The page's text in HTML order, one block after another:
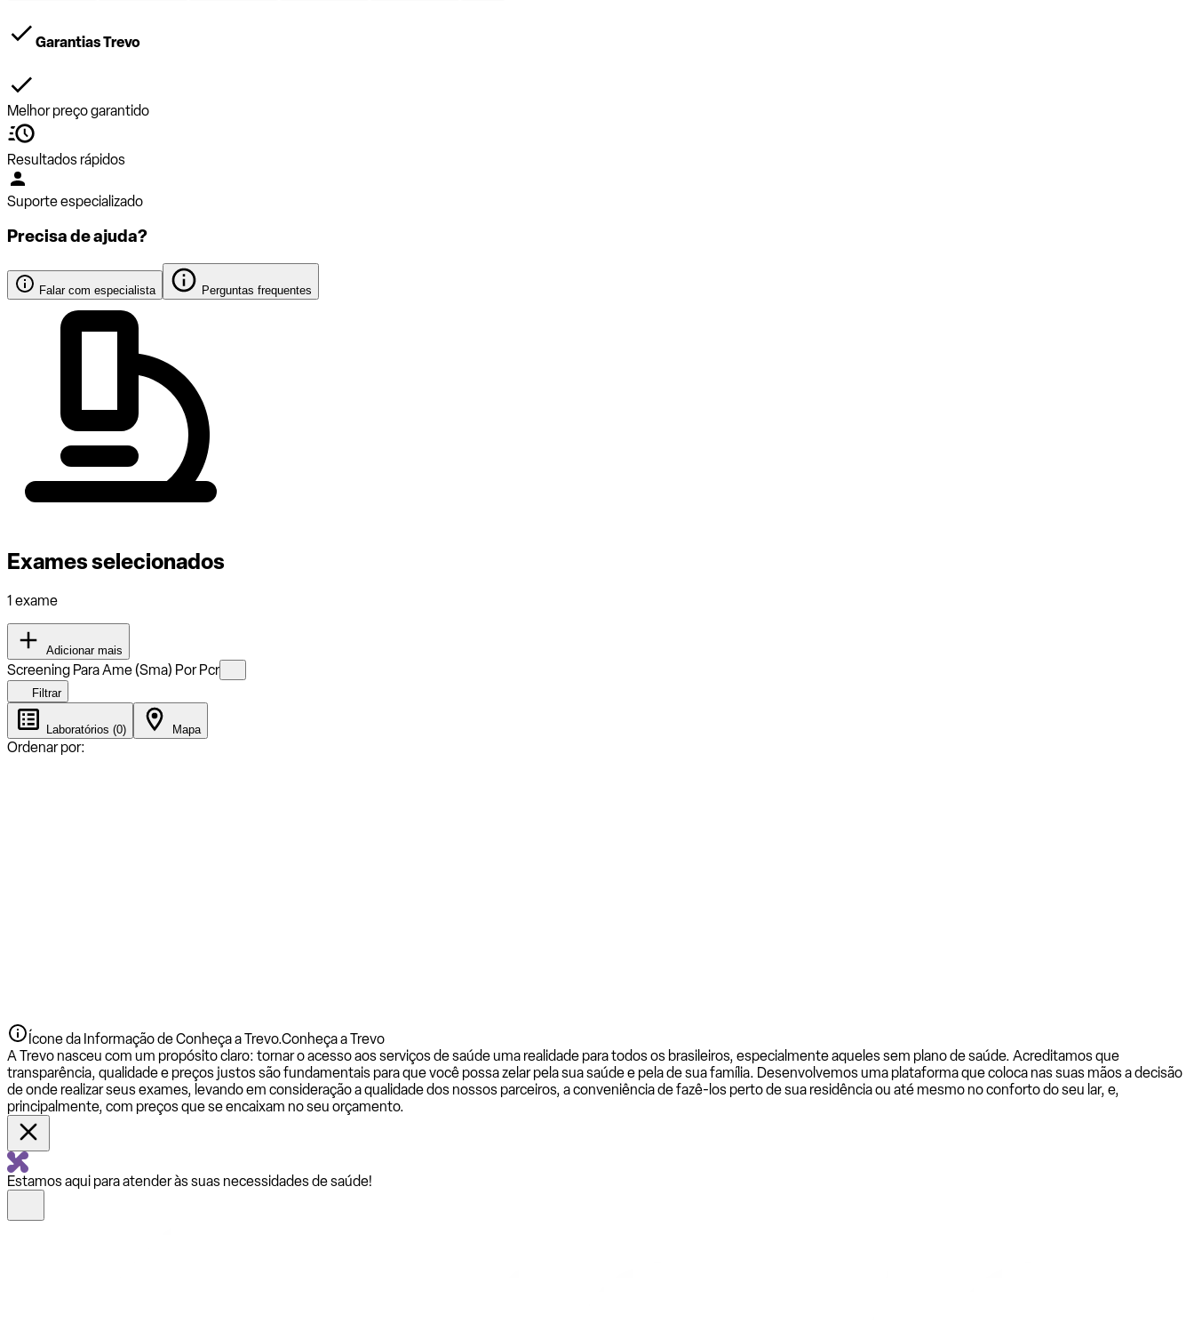
Garantias Trevo
Melhor preço garantido
Resultados rápidos
Suporte especializado
Precisa de ajuda?
Falar com especialista Perguntas frequentes
Exames selecionados
1 exame
Adicionar mais
Screening Para Ame (Sma) Por Pcr
Filtrar
Laboratórios (0) Mapa
Ordenar por:
Ícone da Informação de Conheça a Trevo.Conheça a Trevo
A Trevo nasceu com um propósito claro: tornar o acesso aos serviços de saúde uma realidade para todos os brasileiros, especialmente aqueles sem plano de saúde. Acreditamos que
transparência, qualidade e preços justos são fundamentais para que você possa zelar pela sua saúde e pela de sua família. Desenvolvemos uma plataforma que coloca nas suas mãos a decisão
de onde realizar seus exames, levando em consideração a qualidade dos nossos parceiros, a conveniência de fazê-los perto de sua residência ou até mesmo no conforto do seu lar, e,
principalmente, com preços que se encaixam no seu orçamento.
Estamos aqui para atender às suas necessidades de saúde!